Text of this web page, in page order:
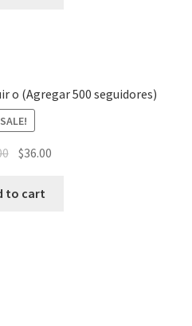
o (Agregar 500 seguidores)
SALE!
$36.00
to cart